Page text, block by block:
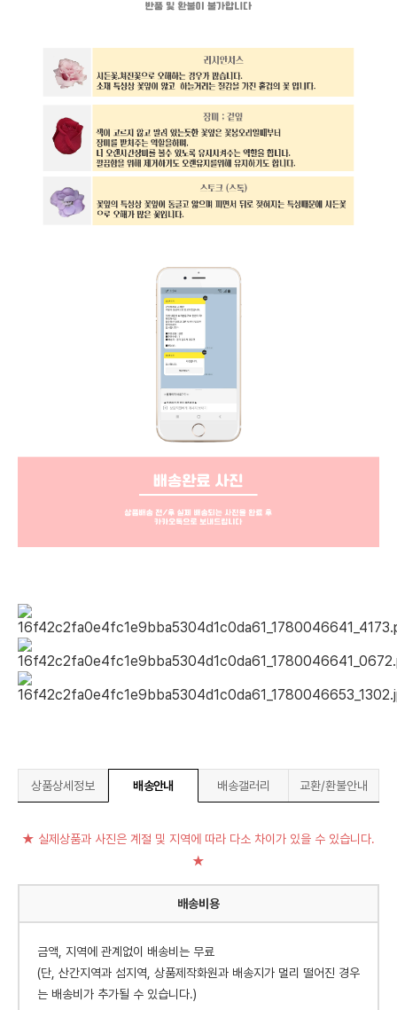
상품상세정보 배송안내 배송갤러리 교환/환불안내
★ 실제상품과 사진은 계절 및 지역에 따라 다소 차이가 있을 수 있습니다.
★
배송비용
금액, 지역에 관계없이 배송비는 무료
(단, 산간지역과 섬지역, 상품제작화원과 배송지가 멀리 떨어진 경우
는 배송비가 추가될 수 있습니다.)